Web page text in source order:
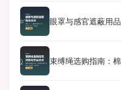
眼罩与感官遮蔽用
束缚绳选购指南：